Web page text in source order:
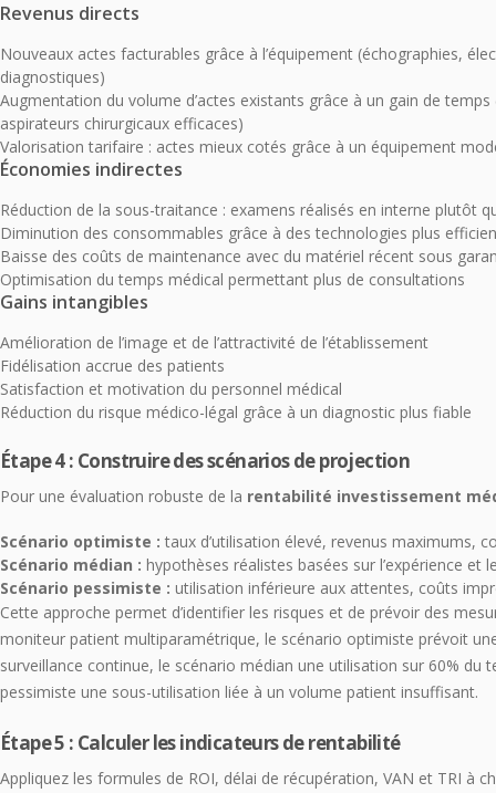
Revenus directs
Nouveaux actes facturables grâce à l’équipement (échographies,
diagnostiques)
Augmentation du volume d’actes existants grâce à un gain de
aspirateurs chirurgicaux efficaces)
Valorisation tarifaire : actes mieux cotés grâce à un équipement
Économies indirectes
Réduction de la sous-traitance : examens réalisés en interne plutôt
Diminution des consommables grâce à des technologies plus
Baisse des coûts de maintenance avec du matériel récent sous
Optimisation du temps médical permettant plus de consultations
Gains intangibles
Amélioration de l’image et de l’attractivité de l’établissement
Fidélisation accrue des patients
Satisfaction et motivation du personnel médical
Réduction du risque médico-légal grâce à un diagnostic plus fiable
Étape 4 : Construire des scénarios de projection
Pour une évaluation robuste de la rentabilité investissement
Scénario optimiste : taux d’utilisation élevé, revenus maximums,
Scénario médian : hypothèses réalistes basées sur l’expérience et
Scénario pessimiste : utilisation inférieure aux attentes, coûts
Cette approche permet d’identifier les risques et de prévoir des
moniteur patient multiparamétrique, le scénario optimiste prévoit
surveillance continue, le scénario médian une utilisation sur 60% du
pessimiste une sous-utilisation liée à un volume patient insuffisant.
Étape 5 : Calculer les indicateurs de rentabilité
Appliquez les formules de ROI, délai de récupération, VAN et TRI à